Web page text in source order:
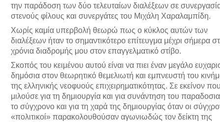
την παράδοση των δύο τελευταίων διαλέξεων σε
στενούς φίλους και συνεργάτες του Μιχάλη Χαραλαμπίδη.
Χωρίς καμία υπερβολή θεωρώ πως ο κύκλος αυτών των
διαλέξεων ήταν το σημαντικότερο επίτευγμα μέχρι σήμερα
χρόνια διαδρομής μου στον επαγγελματικό στίβο.
Σκοπός του κειμένου αυτού είναι να πιει έναν μεγάλο
δημόσια στον θεωρητικό θεμελιωτή και εμπνευστή του
της ελληνικής νεοφυούς επιχειρηματικότητας. Σε εκείνον
μιλούσε για τη δημιουργία και για συνάντηση του
το σύγχρονο και για τη χαρά της δημιουργίας όταν οι
«πολιτικοί» παρακολουθούσαν αγωνιωδώς τον δείκτη της